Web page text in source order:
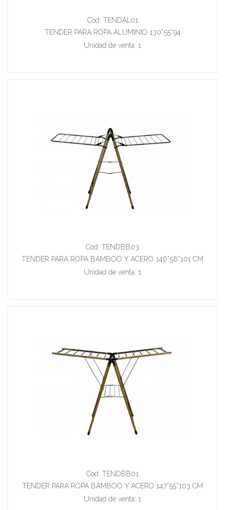
Cod: TENDAL01
TENDER PARA ROPA ALUMINIO 130*55*94
Unidad de venta: 1
Cod: TENDBB03
TENDER PARA ROPA BAMBOO Y ACERO 146*56*101 CM
Unidad de venta: 1
Cod: TENDBB01
TENDER PARA ROPA BAMBOO Y ACERO 147*55*103 CM
Unidad de venta: 1